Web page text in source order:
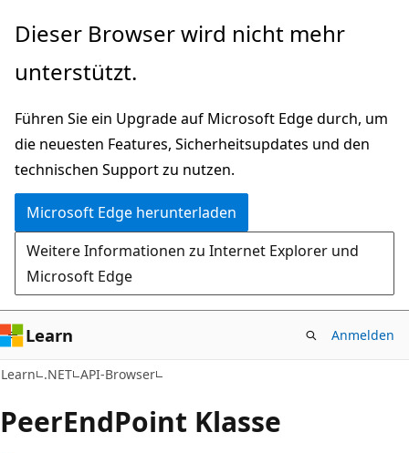
Zu
wechseln
Zur
springen
Dieser Browser wird nicht mehr
unterstützt.
Führen Sie ein Upgrade auf Microsoft Edge durch, um
die neuesten Features, Sicherheitsupdates und den
technischen Support zu nutzen.
Microsoft Edge herunterladen
Weitere Informationen zu Internet Explorer und
Microsoft Edge
Learn Anmelden
Learn .NET API-Browser
PeerEndPoint Klasse